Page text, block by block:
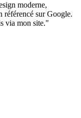
moderne,
référencé sur Google.
via mon site."